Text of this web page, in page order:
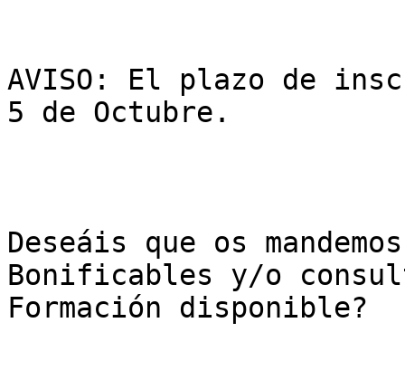
AVISO: El plazo de
5 de Octubre.
Deseáis que os
Bonificables y/o
Formación disponible?